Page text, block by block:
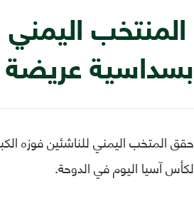
المنتخب
بسداسية عريضة
لكأس آسيا اليوم في الدوحة.